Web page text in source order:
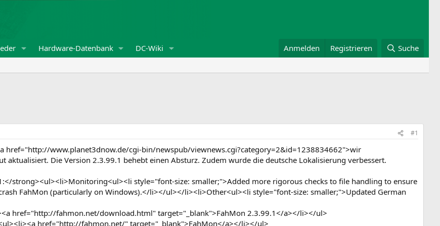
Hardware-Datenbank DC-Wiki Anmelden Registrieren Suche
#1
href="http://www.planet3dnow.de/cgi-bin/newspub/viewnews.cgi?category=2&id=1238834662">wir
aktualisiert. Die Version 2.3.99.1 behebt einen Absturz. Zudem wurde die deutsche Lokalisierung verbessert.
strong><ul><li>Monitoring<ul><li style="font-size: smaller;">Added more rigorous checks to file handling to ensure
FahMon (particularly on Windows).</li></ul></li><li>Other<ul><li style="font-size: smaller;">Updated German
href="http://fahmon.net/download.html" target="_blank">FahMon 2.3.99.1</a></li></ul>
href="http://fahmon.net/" target="_blank">FahMon</a></li></ul>